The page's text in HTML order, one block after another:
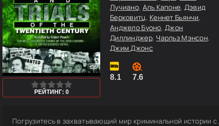
4
5
РЕЙТИНГ: 0
Лучиано, Аль Капоне, Дэвид
Берковитц, Кеннет Бьянчи,
Анджело Буоно,Джон
Диллинджер, Чарльз Мэнсон,
Джим Джонс
8.1 7.6
Погрузитесь в захватывающий мир криминальной истории